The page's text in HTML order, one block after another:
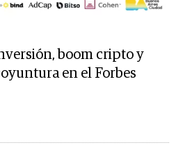
boom cripto y
en el Forbes